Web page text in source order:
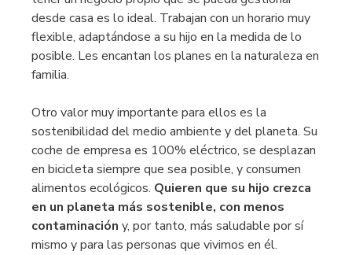
desde casa es lo ideal. Trabajan con un horario muy
flexible, adaptándose a su hijo en la medida de lo
posible. Les encantan los planes en la naturaleza en
familia.
Otro valor muy importante para ellos es la
sostenibilidad del medio ambiente y del planeta. Su
coche de empresa es 100% eléctrico, se desplazan
en bicicleta siempre que sea posible, y consumen
alimentos ecológicos. Quieren que su hijo crezca
en un planeta más sostenible, con menos
contaminación y, por tanto, más saludable por sí
mismo y para las personas que vivimos en él.